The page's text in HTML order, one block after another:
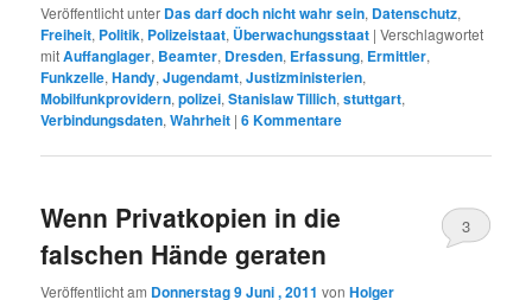
Veröffentlicht unter Das darf doch nicht wahr sein, Datenschutz,
Freiheit, Politik, Polizeistaat, Überwachungsstaat |Verschlagwortet
mitAuffanglager, Beamter, Dresden, Erfassung, Ermittler,
Funkzelle,Handy,Jugendamt,Justizministerien,
Mobilfunkprovidern,polizei,Stanislaw Tillich,stuttgart,
Verbindungsdaten,Wahrheit |6Kommentare
Wenn Privatkopien in die
falschen Hände geraten
Veröffentlicht am Donnerstag 9 Juni , 2011 vonHolger
3